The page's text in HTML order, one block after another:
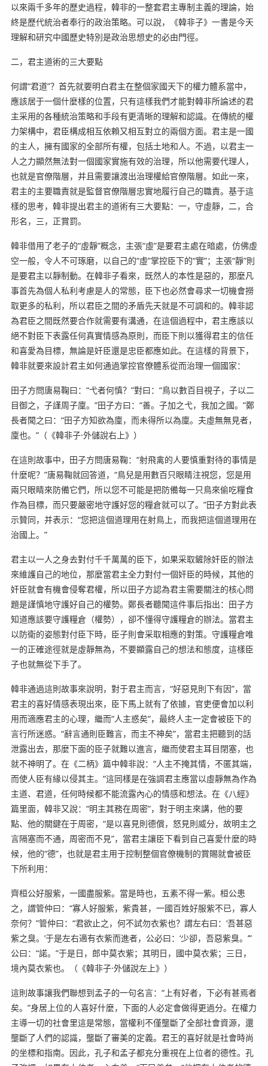
以來兩千多年的歷史過程，韓非的一整套君主專制主義的理論，始
終是歷代統治者奉行的政治策略。可以說，《韓非子》一書是今天
理解和研究中國歷史特別是政治思想史的必由門徑。
二，君主道術的三大要點
何謂“君道”？首先就要明白君主在整個家國天下的權力體系當中，
應該居于一個什麼樣的位置，只有這樣我們才能對韓非所論述的君
主采用的各種統治策略和手段有更清晰的理解和認識。在傳統的權
力架構中，君臣構成相互依賴又相互對立的兩個方面。君主是一國
的主人，擁有國家的全部所有權，包括土地和人。不過，以君主一
人之力顯然無法對一個國家實施有效的治理，所以他需要代理人，
也就是官僚階層，并且需要讓渡出治理權給官僚階層。如此一來，
君主的主要職責就是監督官僚階層忠實地履行自己的職責。基于這
樣的思考，韓非提出君主的道術有三大要點：一，守虛靜，二，合
形名，三，正賞罰。
韓非借用了老子的“虛靜”概念，主張“虛”是要君主處在暗處，仿佛虛
空一般，令人不可琢磨，以自己的“虛”掌控臣下的“實”；主張“靜”則
是要君主以靜制動。在韓非子看來，既然人的本性是惡的，那麼凡
事首先為個人私利考慮是人的常態，臣下也必然會尋求一切機會撈
取更多的私利，所以君臣之間的矛盾先天就是不可調和的。韓非認
為君臣之間既然要合作就需要有溝通，在這個過程中，君主應該以
絕不對臣下表露任何真實情感為原則，而臣下則以獲得君主的信任
和喜愛為目標，無論是奸臣還是忠臣都應如此。在這樣的背景下，
韓非就要來設計君主如何通過掌控官僚體系從而治理一個國家：
田子方問唐易鞠曰：“弋者何慎？”對曰：“鳥以數百目視子，子以二
目御之，子謹周子廩。”田子方曰：“善。子加之弋，我加之國。”鄭
長者聞之曰：“田子方知欲為廩，而未得所以為廩。夫虛無無見者，
廩也。”（《韓非子·外儲說右上》）
在這則故事中，田子方問唐易鞠：“射飛禽的人要慎重對待的事情是
什麼呢？”唐易鞠就回答道，“鳥兒是用數百只眼睛注視您，您是用
兩只眼睛來防備它們，所以您不可能是把防備每一只鳥來偷吃糧食
作為目標，而只要嚴密地守護好您的糧倉就可以了。”田子方對此表
示贊同，并表示：“您把這個道理用在射鳥上，而我把這個道理用在
治國上。”
君主以一人之身去對付千千萬萬的臣下，如果采取鏟除奸臣的辦法
來維護自己的地位，那麼當君主全力對付一個奸臣的時候，其他的
奸臣就會有機會侵奪君權，所以田子方認為君主需要關注的核心問
題是謹慎地守護好自己的權勢。鄭長者聽聞這件事后指出：田子方
知道應該要守護糧倉（權勢），卻不懂得守護糧倉的辦法。當君主
以防衛的姿態對付臣下時，臣子則會采取相應的對策。守護糧倉唯
一的正確途徑就是虛靜無為，不要顯露自己的想法和態度，這樣臣
子也就無從下手了。
韓非通過這則故事來說明，對于君主而言，“好惡見則下有因”，當
君主的喜好情感表現出來，臣下馬上就有了依據，官吏便會加以利
用而適應君主的心理，繼而“人主惑矣”，最終人主一定會被臣下的
言行所迷惑。“辭言通則臣難言，而主不神矣”，當君主把聽到的話
泄露出去，那麼下面的臣子就難以進言，繼而使君主耳目閉塞，也
就不神明了。在《二柄》篇中韓非說：“人主不掩其情，不匿其端，
而使人臣有緣以侵其主。”這同樣是在強調君主應當以虛靜無為作為
主道、君道，任何時候都不能流露內心的情感和想法。在《八經》
篇里面，韓非又說：“明主其務在周密”，對于明主來講，他的要
點、他的關鍵在于周密，“是以喜見則德償，怒見則威分，故明主之
言隔塞而不通，周密而不見”，當君主讓臣下看到自己喜愛什麼的時
候，他的“德”，也就是君主用于控制整個官僚機制的賞賜就會被臣
下所利用：
齊桓公好服紫，一國盡服紫。當是時也，五素不得一紫。桓公患
之，謂管仲曰：“寡人好服紫，紫貴甚，一國百姓好服紫不已，寡人
奈何？”管仲曰：“君欲止之，何不試勿衣紫也？謂左右曰：‘吾甚惡
紫之臭。’于是左右適有衣紫而進者，公必曰：‘少卻，吾惡紫臭。’”
公曰：“諾。”于是日，郎中莫衣紫；其明日，國中莫衣紫；三日，
境內莫衣紫也。（《韓非子·外儲說左上》）
這則故事讓我們聯想到孟子的一句名言：“上有好者，下必有甚焉者
矣。”身居上位的人喜好什麼，下面的人必定會做得更過分。在權力
主導一切的社會里這是常態，當權利不僅壟斷了全部社會資源，還
壟斷了人們的認識，壟斷了審美的定義。君王的喜好就是社會時尚
的坐標和指南。因此，孔子和孟子都充分重視在上位者的德性。孔